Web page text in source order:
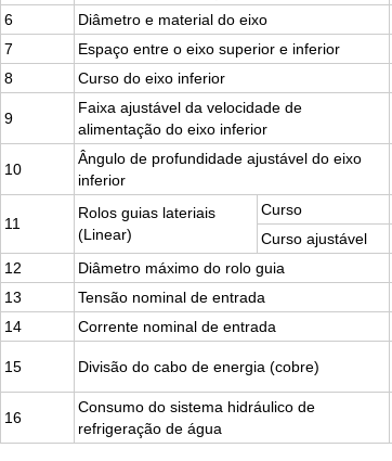
6
Diâmetro e material do eixo
7
Espaço entre o eixo superior e inferior
8
Curso do eixo inferior
9
Faixa ajustável da velocidade de
alimentação do eixo inferior
10
Ângulo de profundidade ajustável do eixo
inferior
11
Rolos guias lateriais
(Linear)
Curso
Curso ajustável
12
Diâmetro máximo do rolo guia
13
Tensão nominal de entrada
14
Corrente nominal de entrada
15 Divisão do cabo de energia (cobre)
16
Consumo do sistema hidráulico de
refrigeração de água